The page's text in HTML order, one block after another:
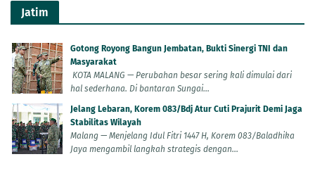
Jatim
Gotong Royong Bangun Jembatan, Bukti Sinergi TNI dan
Masyarakat
KOTA MALANG — Perubahan besar sering kali dimulai dari
hal sederhana. Di bantaran Sungai...
Jelang Lebaran, Korem 083/Bdj Atur Cuti Prajurit Demi Jaga
Stabilitas Wilayah
Malang — Menjelang Idul Fitri 1447 H, Korem 083/Baladhika
Jaya mengambil langkah strategis dengan...